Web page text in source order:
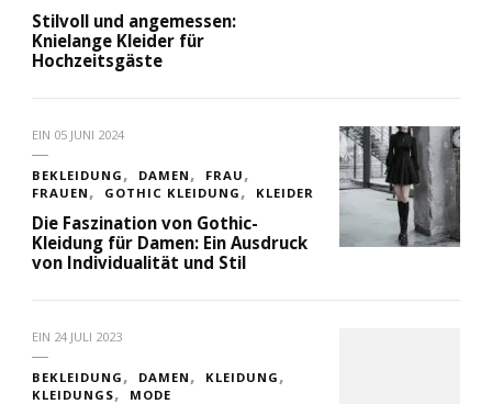
Stilvoll und angemessen:
Knielange Kleider für
Hochzeitsgäste
EIN 05 JUNI 2024
BEKLEIDUNG DAMEN
FRAU
FRAUEN
GOTHIC KLEIDUNG KLEIDER
Die Faszination von Gothic-
Kleidung für Damen: Ein Ausdruck
von Individualität und Stil
EIN 24 JULI 2023
BEKLEIDUNG DAMEN
KLEIDUNG
KLEIDUNGS
MODE